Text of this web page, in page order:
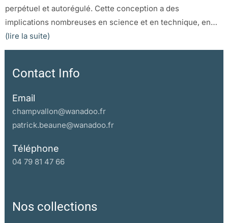
perpétuel et autorégulé. Cette conception a des
implications nombreuses en science et en technique, en…
(lire la suite)
Contact Info
Email
champvallon@wanadoo.fr
patrick.beaune@wanadoo.fr
Téléphone
04 79 81 47 66
Nos collections